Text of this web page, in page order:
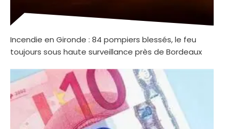
Incendie en Gironde : 84 pompiers blessés, le feu
toujours sous haute surveillance près de Bordeaux